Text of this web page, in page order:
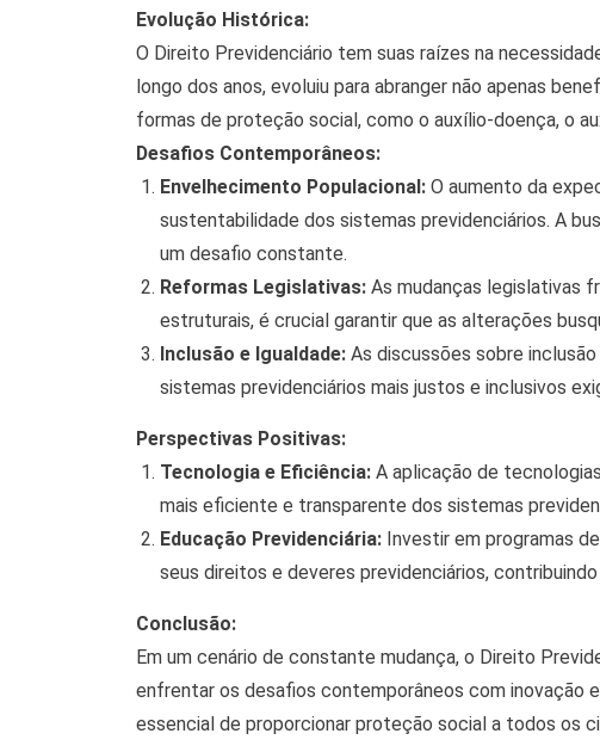
Evolução Histórica:
O Direito Previdenciário tem suas raízes na
longo dos anos, evoluiu para abranger não apenas
formas de proteção social, como o auxílio-doença, o
Desafios Contemporâneos:
Envelhecimento Populacional:O aumento da
sustentabilidade dos sistemas previdenciários. A
um desafio constante.
Reformas Legislativas:As mudanças legislativas
estruturais, é crucial garantir que as alterações
Inclusão e Igualdade:As discussões sobre
sistemas previdenciários mais justos e inclusivos
Perspectivas Positivas:
Tecnologia e Eficiência:A aplicação de
mais eficiente e transparente dos sistemas
Educação Previdenciária:Investir em programas
seus direitos e deveres previdenciários,
Conclusão:
Em um cenário de constante mudança, o Direito
enfrentar os desafios contemporâneos com inovação
essencial de proporcionar proteção social a todos os